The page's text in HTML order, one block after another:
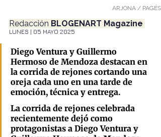
ARJONA / PAGÉS
Redacción BLOGENART Magazine
LUNES | 05 MAYO 2025
Diego Ventura y Guillermo
Hermoso de Mendoza destacan en
la corrida de rejones cortando una
oreja cada uno en una tarde de
emoción, técnica y entrega.
La corrida de rejones celebrada
recientemente dejó como
protagonistas a Diego Ventura y